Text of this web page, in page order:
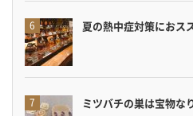
夏の熱中症対策におス
ミツバチの巣は宝物な